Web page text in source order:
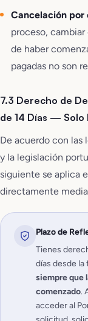
Cancelación por
proceso,
de haber
pagadas no son
7.3 Derecho de
de 14 Días — Solo
De acuerdo con las
y la legislación
siguiente se aplica
directamente
Plazo de
Tienes
días desde la
siempre que
comenzado.
acceder al